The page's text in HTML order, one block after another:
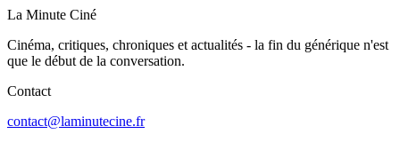
La Minute Ciné
Cinéma, critiques, chroniques et actualités - la fin du générique n'est
que le début de la conversation.
Contact
contact@laminutecine.fr